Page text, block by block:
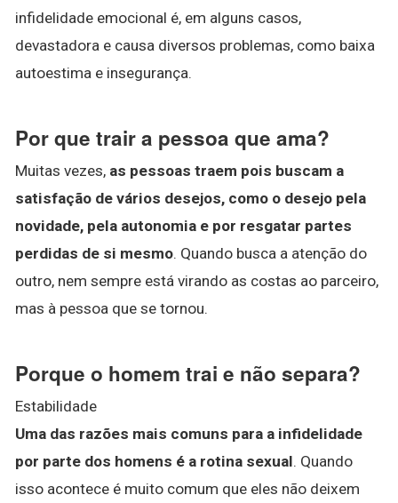
infidelidade emocional é, em alguns casos,
devastadora e causa diversos problemas, como baixa
autoestima e insegurança.
Por que trair a pessoa que ama?
Muitas vezes, as pessoas traem pois buscam a
satisfação de vários desejos, como o desejo pela
novidade, pela autonomia e por resgatar partes
perdidas de si mesmo. Quando busca a atenção do
outro, nem sempre está virando as costas ao parceiro,
mas à pessoa que se tornou.
Porque o homem trai e não separa?
Estabilidade
Uma das razões mais comuns para a infidelidade
por parte dos homens é a rotina sexual. Quando
isso acontece é muito comum que eles não deixem